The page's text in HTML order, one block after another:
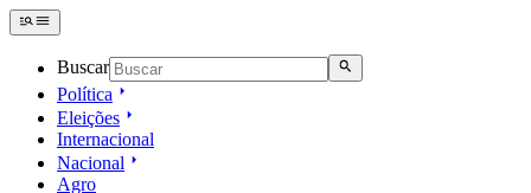
Buscar
Política
Eleições
Internacional
Nacional
Agro